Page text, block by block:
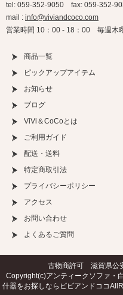
tel: 059-352-9050 fax: 059-352-
mail : info@viviandcoco.com
営業時間 10：00 - 18：00 毎週木
商品一覧
ピックアップアイテム
お知らせ
ブログ
ViVi＆CoCoとは
ご利用ガイド
配送・送料
特定商取引法
プライバシーポリシー
アクセス
お問い合わせ
よくあるご質問
古物商許可 滋賀県公
Copyright(c)アンティークソファ・
什器をお探しならビビアンドココ